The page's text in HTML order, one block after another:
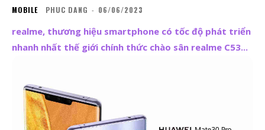
MOBILE PHUC DANG - 06/06/2023
realme, thương hiệu smartphone có tốc độ phát triển
nhanh nhất thế giới chính thức chào sân realme C53...